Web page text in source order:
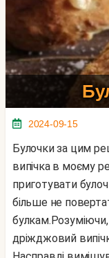
2024-09-15
Булочки за цим рецептом - найкраща несолодка
випічка в моєму
приготувати
більше не
дріжджовий